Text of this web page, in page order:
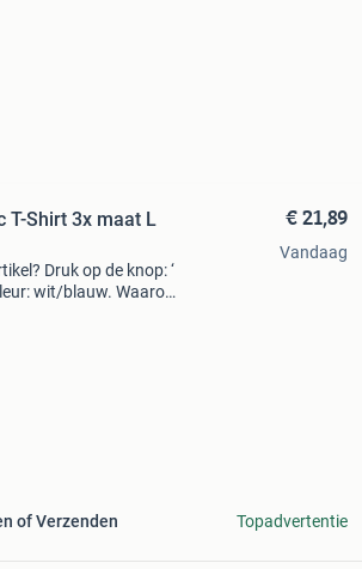
T-Shirt 3x maat L
Druk op de knop: ‘
wit/blauw. Waarom
of Verzenden
€ 21,89
Vandaag
Topadvertentie